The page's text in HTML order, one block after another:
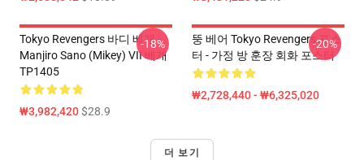
Tokyo Revengers 바디 베개 -
Manjiro Sano (Mikey) VII 베개
TP1405
₩3,982,420$28.9
-18%
뚱 베어 Tokyo Revengers 포스
터 - 가정 방 훈장 회화 포스터
₩2,728,440 - ₩6,325,020
-20%
더 보기